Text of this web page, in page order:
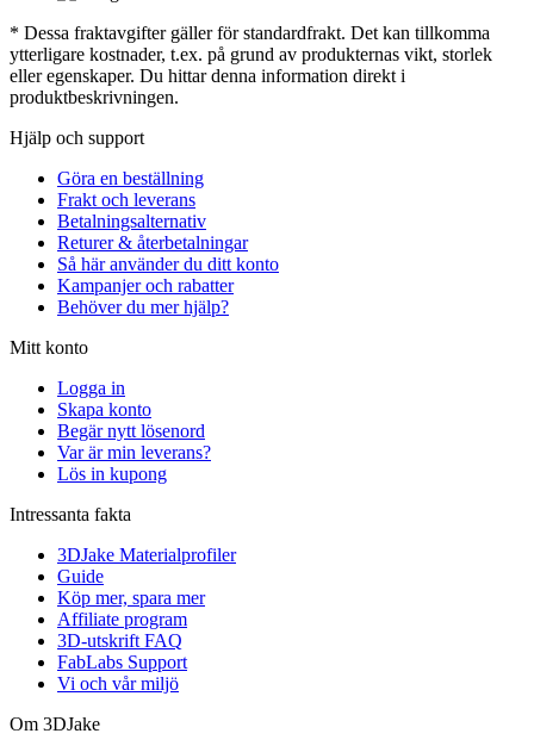
* Dessa fraktavgifter gäller för standardfrakt. Det kan tillkomma
ytterligare kostnader, t.ex. på grund av produkternas vikt, storlek
eller egenskaper. Du hittar denna information direkt i
produktbeskrivningen.
Hjälp och support
Göra en beställning
Frakt och leverans
Betalningsalternativ
Returer & återbetalningar
Så här använder du ditt konto
Kampanjer och rabatter
Behöver du mer hjälp?
Mitt konto
Logga in
Skapa konto
Begär nytt lösenord
Var är min leverans?
Lös in kupong
Intressanta fakta
3DJake Materialprofiler
Guide
Köp mer, spara mer
Affiliate program
3D-utskrift FAQ
FabLabs Support
Vi och vår miljö
Om 3DJake